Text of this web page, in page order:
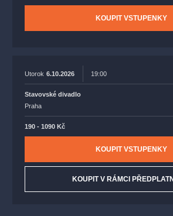
KOUPIT VSTUPENKY
Utorok 6.10.2026 19:00
Stavovské divadlo
Praha
190 - 1090 Kč
KOUPIT VSTUPENKY
KOUPIT V RÁMCI